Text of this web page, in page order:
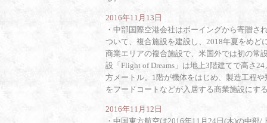
2016年11月13日
・ 中部国際空港会社はボーイングから寄贈さ
ついて、複合施設を建設し、2018年夏をめ
商業エリアの複合施設で、米国外では初の常
設「Flight of Dreams」は地上3階建てで高さ
方メートル。1階が機体をはじめ、製造工程
をフードコートなどが入居する商業施設にす
2016年11月12日
・ 中国東方航空は2016年11月24日(木)の中部